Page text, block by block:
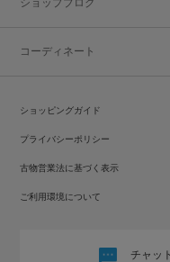
コーディネート
ショッピングガイド
プライバシーポリシー
古物営業法に基づく表示
ご利用環境について
チャッ